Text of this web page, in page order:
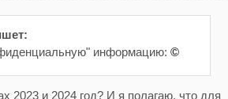
информацию: ©
2023 и 2024 год? И я полагаю, что для